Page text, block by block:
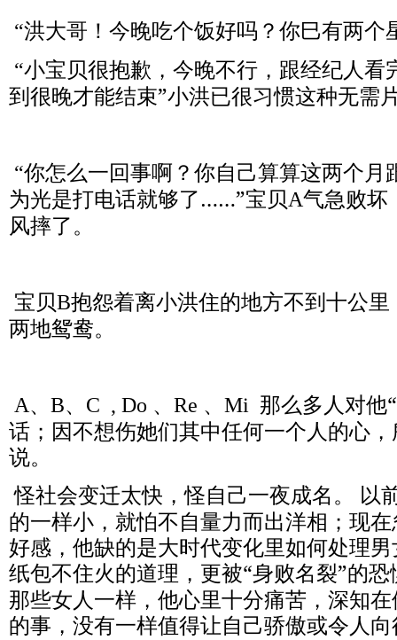
“洪大哥！今晚吃个饭好吗？你巳有两个
“小宝贝很抱歉，今晚不行，跟经纪人看
到很晚才能结束”小洪已很习惯这种无需
“你怎么一回事啊？你自己算算这两个月
为光是打电话就够了……”宝贝A气急败坏
风摔了。
宝贝B抱怨着离小洪住的地方不到十公
两地鸳鸯。
A、 B、 C , Do 、 Re 、 Mi 那么多人对他
话；因不想伤她们其中任何一个人的心
说。
怪社会变迁太快，怪自己一夜成名。
以
的一样小，就怕不自量力而出洋相；现
好感，他缺的是大时代变化里如何处理
纸包不住火的道理，更被“身败名裂”的
那些女人一样，他心里十分痛苦，深知
的事，没有一样值得让自己骄傲或令人